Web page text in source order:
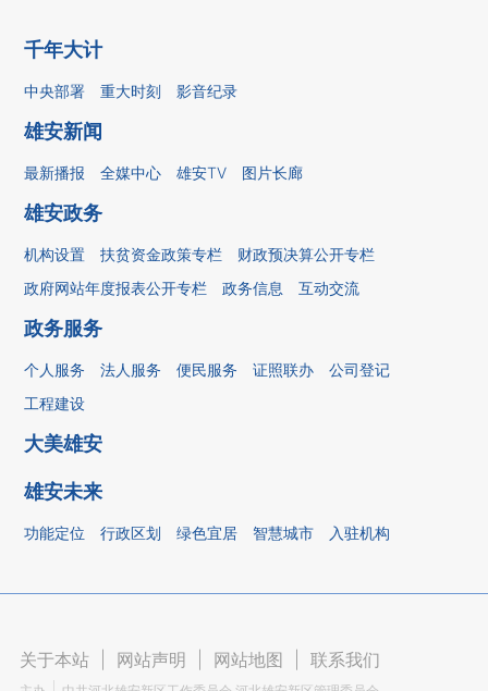
千年大计
中央部署 重大时刻 影音纪录
雄安新闻
最新播报 全媒中心 雄安TV 图片长廊
雄安政务
机构设置 扶贫资金政策专栏
财政预决算公开专栏
政府网站年度报表公开专栏
政务信息 互动交流
政务服务
个人服务 法人服务 便民服务 证照联办
公司登记
工程建设
大美雄安
雄安未来
功能定位 行政区划 绿色宜居 智慧城市 入驻机构
关于本站 网站声明 网站地图 联系我们